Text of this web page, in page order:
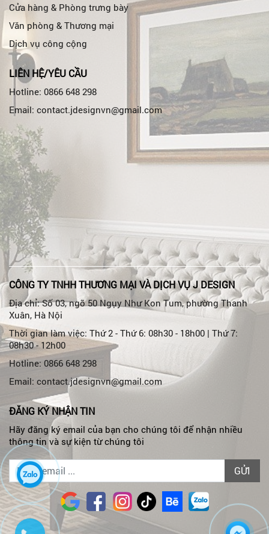
Cửa hàng & Phòng trưng bày
Văn phòng & Thương mại
Dịch vụ công cộng
LIÊN HỆ/YÊU CẦU
Hotline: 0866 648 298
Email: contact.jdesignvn@gmail.com
CÔNG TY TNHH THƯƠNG MẠI VÀ DỊCH VỤ J DESIGN
Địa chỉ: Số 03, ngõ 50 Ngụy Như Kon Tum, phường Thanh
Xuân, Hà Nội
Thời gian làm việc: Thứ 2 - Thứ 6: 08h30 - 18h00 | Thứ 7:
08h30 - 12h00
Hotline: 0866 648 298
Email: contact.jdesignvn@gmail.com
ĐĂNG KÝ NHẬN TIN
Hãy đăng ký email của bạn cho chúng tôi để nhận nhiều
thông tin và sự kiện từ chúng tôi
GỬI